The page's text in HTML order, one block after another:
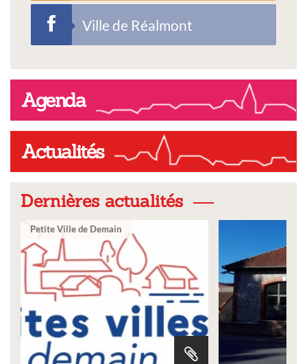
Ville de Réalmont
Agenda
Actualités
Dernières actualités